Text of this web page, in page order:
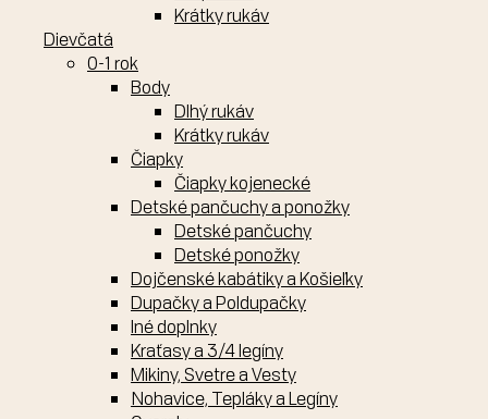
Krátky rukáv
Dievčatá
0-1 rok
Body
Dlhý rukáv
Krátky rukáv
Čiapky
Čiapky kojenecké
Detské pančuchy a ponožky
Detské pančuchy
Detské ponožky
Dojčenské kabátiky a Košieľky
Dupačky a Poldupačky
Iné doplnky
Kraťasy a 3/4 legíny
Mikiny, Svetre a Vesty
Nohavice, Tepláky a Legíny